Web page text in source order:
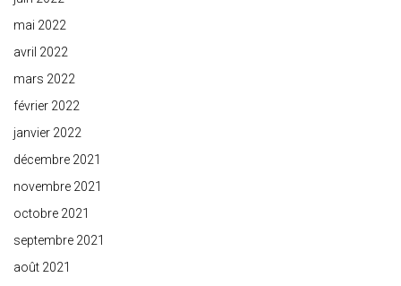
mai 2022
avril 2022
mars 2022
février 2022
janvier 2022
décembre 2021
novembre 2021
octobre 2021
septembre 2021
août 2021